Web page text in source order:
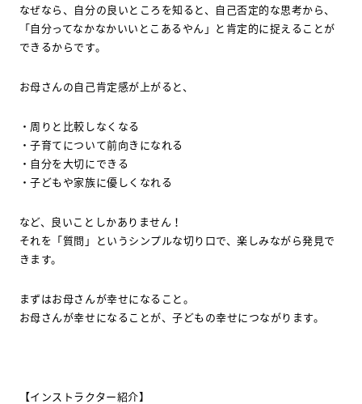
なぜなら、自分の良いところを知ると、自己否定的な思考から、
「自分ってなかなかいいとこあるやん」と肯定的に捉えることが
できるからです。
お母さんの自己肯定感が上がると、
・周りと比較しなくなる
・子育てについて前向きになれる
・自分を大切にできる
・子どもや家族に優しくなれる
など、良いことしかありません！
それを「質問」というシンプルな切り口で、楽しみながら発見で
きます。
まずはお母さんが幸せになること。
お母さんが幸せになることが、子どもの幸せにつながります。
【インストラクター紹介】